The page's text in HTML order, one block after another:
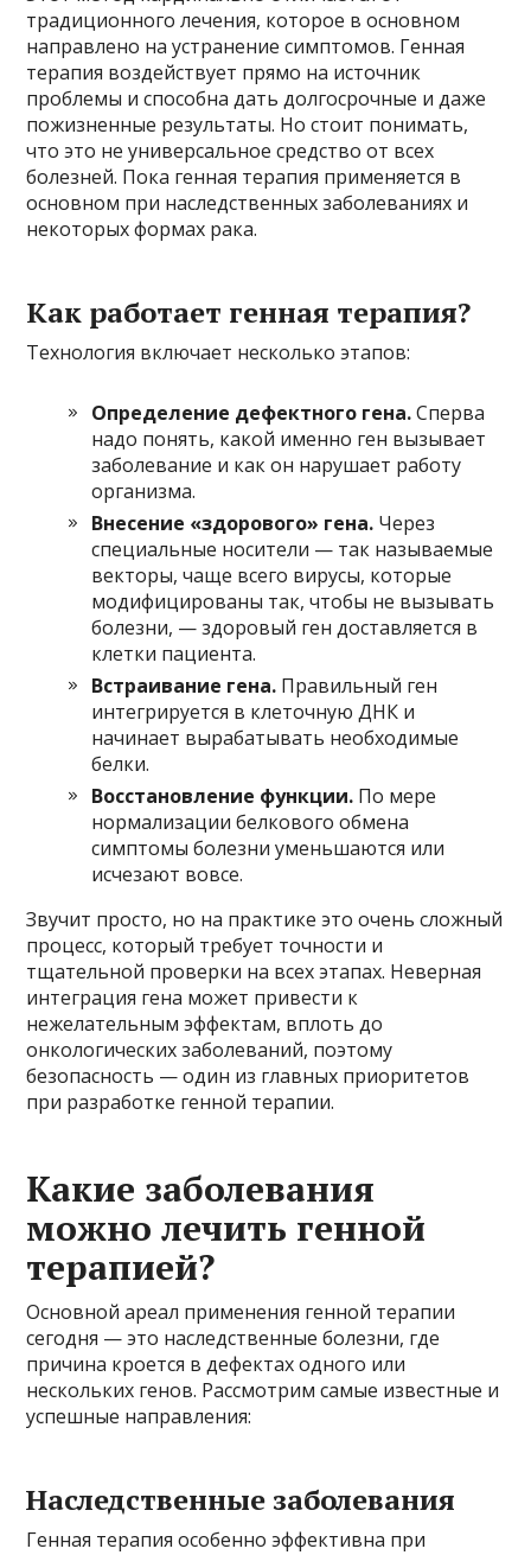
традиционного лечения, которое в основном
направлено на устранение симптомов. Генная
терапия воздействует прямо на источник
проблемы и способна дать долгосрочные и даже
пожизненные результаты. Но стоит понимать,
что это не универсальное средство от всех
болезней. Пока генная терапия применяется в
основном при наследственных заболеваниях и
некоторых формах рака.
Как работает генная терапия?
Технология включает несколько этапов:
Определение дефектного гена.Сперва
надо понять, какой именно ген вызывает
заболевание и как он нарушает работу
организма.
Внесение «здорового» гена. Через
специальные носители — так называемые
векторы, чаще всего вирусы, которые
модифицированы так, чтобы не вызывать
болезни, — здоровый ген доставляется в
клетки пациента.
Встраивание гена. Правильный ген
интегрируется в клеточную ДНК и
начинает вырабатывать необходимые
белки.
Восстановление функции. По мере
нормализации белкового обмена
симптомы болезни уменьшаются или
исчезают вовсе.
Звучит просто, но на практике это очень сложный
процесс, который требует точности и
тщательной проверки на всех этапах. Неверная
интеграция гена может привести к
нежелательным эффектам, вплоть до
онкологических заболеваний, поэтому
безопасность — один из главных приоритетов
при разработке генной терапии.
Какие заболевания
можно лечить генной
терапией?
Основной ареал применения генной терапии
сегодня — это наследственные болезни, где
причина кроется в дефектах одного или
нескольких генов. Рассмотрим самые известные и
успешные направления:
Наследственные заболевания
Генная терапия особенно эффективна при